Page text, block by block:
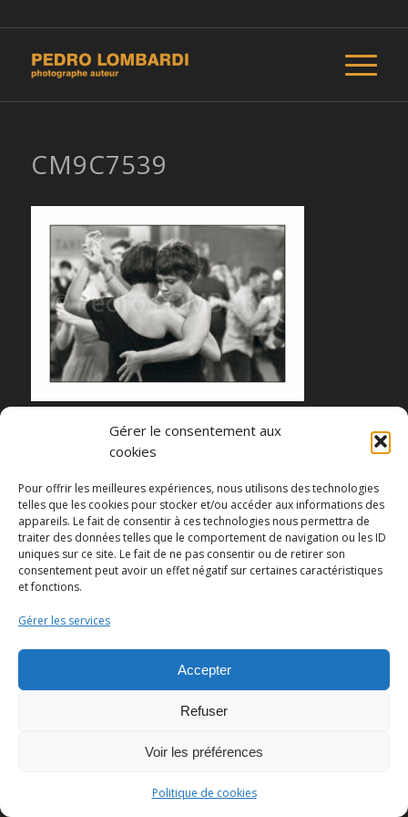
Gérer le consentement aux
cookies
Pour offrir les meilleures expériences, nous utilisons des technologies
telles que les cookies pour stocker et/ou accéder aux informations des
appareils. Le fait de consentir à ces technologies nous permettra de
traiter des données telles que le comportement de navigation ou les ID
uniques sur ce site. Le fait de ne pas consentir ou de retirer son
consentement peut avoir un effet négatif sur certaines caractéristiques
et fonctions.
Gérer les services
Accepter
Refuser
Voir les préférences
Politique de cookies
CM9C7539
Partager cette publication